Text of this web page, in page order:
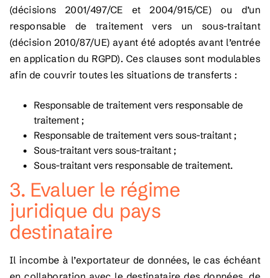
(décisions 2001/497/CE et 2004/915/CE) ou d’un
responsable de traitement vers un sous-traitant
(décision 2010/87/UE) ayant été adoptés avant l’entrée
en application du RGPD). Ces clauses sont modulables
afin de couvrir toutes les situations de transferts :
Responsable de traitement vers responsable de
traitement ;
Responsable de traitement vers sous-traitant ;
Sous-traitant vers sous-traitant ;
Sous-traitant vers responsable de traitement.
3. Evaluer le régime
juridique du pays
destinataire
Il incombe à l’exportateur de données, le cas échéant